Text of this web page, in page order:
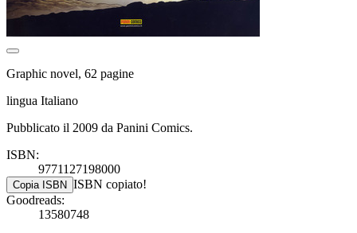
Graphic novel, 62 pagine
lingua Italiano
Pubblicato il 2009 da Panini Comics.
ISBN:
9771127198000
Copia ISBN ISBN copiato!
Goodreads:
13580748